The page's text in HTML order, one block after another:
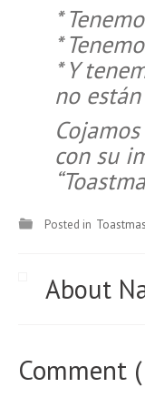
*
*
* Y
no
con su
Posted in
About
Comment (